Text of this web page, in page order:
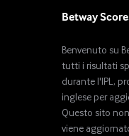
Betway
Benvenuto su
tutti i risultati
durante l'IPL,
inglese per
Questo sito
viene